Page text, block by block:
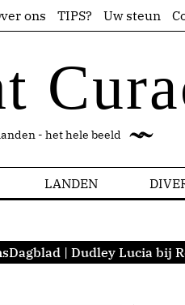
ons TIPS? Uw steun
- het hele beeld
LANDEN
| Dudley Lucia bij